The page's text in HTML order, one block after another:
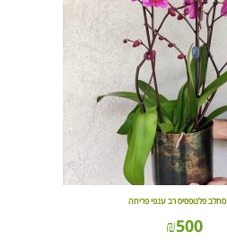
סחלב פלנופסיס רב ענפי פריחה
₪500